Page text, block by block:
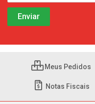
Meus Pedidos
Notas Fiscais